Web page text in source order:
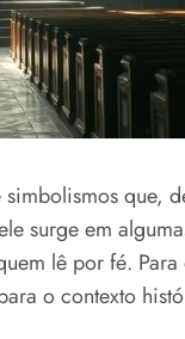
que,
surge em
lê por fé.
o contexto